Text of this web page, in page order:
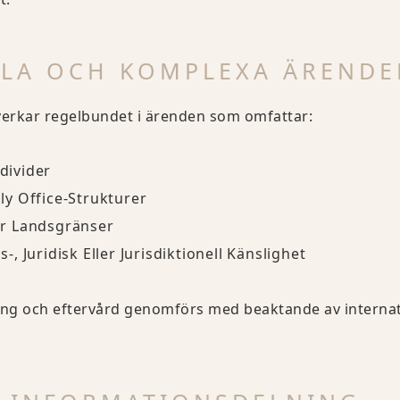
OCH KOMPLEXA
regelbundet i ärenden som omfattar:
Office-Strukturer
Landsgränser
, Juridisk Eller Jurisdiktionell Känslighet
och eftervård genomförs med beaktande av